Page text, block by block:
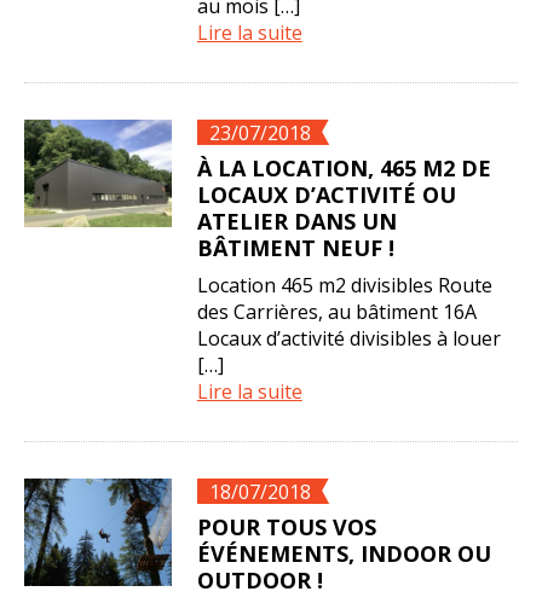
au mois […]
Lire la suite
23/07/2018
À LA LOCATION, 465 M2 DE
LOCAUX D’ACTIVITÉ OU
ATELIER DANS UN
BÂTIMENT NEUF !
Location 465 m2 divisibles Route
des Carrières, au bâtiment 16A
Locaux d’activité divisibles à louer
[…]
Lire la suite
18/07/2018
POUR TOUS VOS
ÉVÉNEMENTS, INDOOR OU
OUTDOOR !